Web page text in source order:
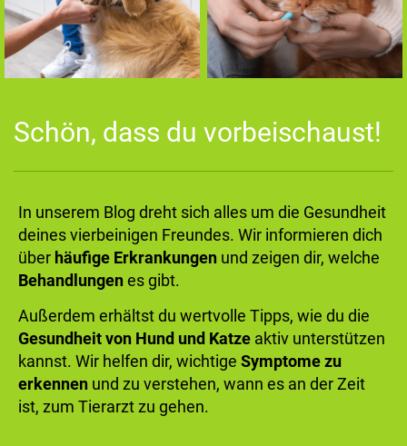
Schön, dass du vorbeischaust!
In unserem Blog dreht sich alles um die Gesundheit
deines vierbeinigen Freundes. Wir informieren dich
über häufige Erkrankungen und zeigen dir, welche
Behandlungenes gibt.
Außerdem erhältst du wertvolle Tipps, wie du die
Gesundheit von Hund und Katze aktiv unterstützen
kannst. Wir helfen dir, wichtige Symptome zu
erkennen und zu verstehen, wann es an der Zeit
ist, zum Tierarzt zu gehen.